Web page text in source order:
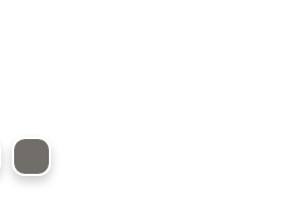
anthracite